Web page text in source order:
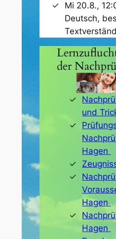
Mi 20.8.,
Deutsch,
der
und
Hagen
Hagen
Hagen